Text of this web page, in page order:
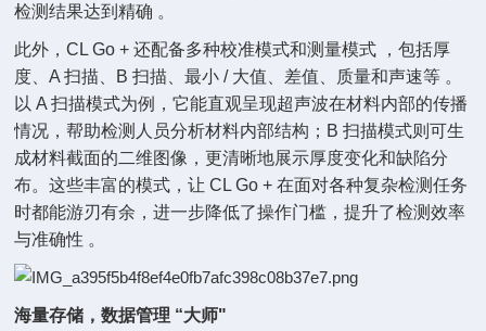
检测结果达到精确 。
此外，CL Go + 还配备多种校准模式和测量模式 ，包括厚
度、A 扫描、B 扫描、最小 / 大值、差值、质量和声速等 。
以 A 扫描模式为例，它能直观呈现超声波在材料内部的传播
情况，帮助检测人员分析材料内部结构；B 扫描模式则可生
成材料截面的二维图像，更清晰地展示厚度变化和缺陷分
布。这些丰富的模式，让 CL Go + 在面对各种复杂检测任务
时都能游刃有余，进一步降低了操作门槛，提升了检测效率
与准确性 。
海量存储，数据管理 “大师"